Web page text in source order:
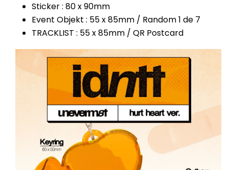
Sticker : 80 x 90mm
Event Objekt : 55 x 85mm / Random 1 de 7
TRACKLIST : 55 x 85mm / QR Postcard